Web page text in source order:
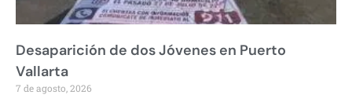
Desaparición de dos Jóvenes en Puerto
Vallarta
7 de agosto, 2026